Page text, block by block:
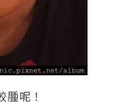
腫呢！